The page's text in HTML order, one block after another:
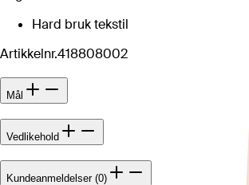
Hard bruk tekstil
Artikkelnr.418808002
Mål
Vedlikehold
Kundeanmeldelser (0)